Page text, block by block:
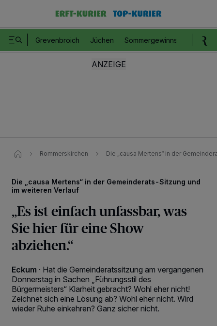
Grevenbroich Jüchen Sommergewinnspiel
Rommerskirchen Die „causa Mertens“ in der
Die „causa Mertens“ in der Gemeinderats-Sitzung und
im weiteren Verlauf
„Es ist einfach unfassbar, was
Sie hier für eine Show
abziehen.“
Eckum · Hat die Gemeinderatssitzung am vergangenen
Donnerstag in Sachen „Führungsstil des
Bürgermeisters“ Klarheit gebracht? Wohl eher nicht!
Zeichnet sich eine Lösung ab? Wohl eher nicht. Wird
wieder Ruhe einkehren? Ganz sicher nicht.